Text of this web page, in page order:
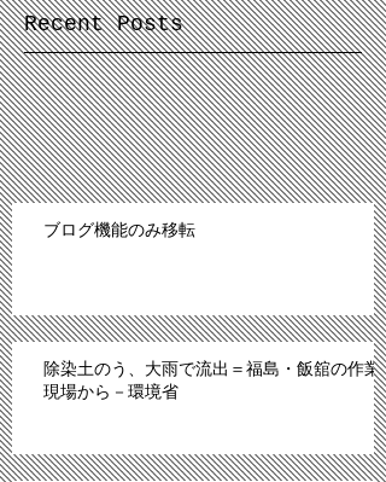
Recent Posts
ブログ機能のみ移転
除染土のう、大雨で流出＝福島・飯舘の作業
現場から－環境省